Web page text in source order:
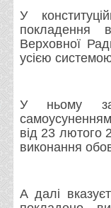
У
покладення
Верховної
усією
У ньому
від 23
виконання
А далі